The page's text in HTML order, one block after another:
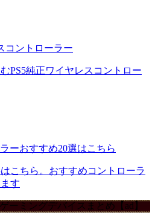
コントローラー
PS5純正ワイヤレスコントロー
ーおすすめ20選はこちら
こちら。おすすめコントローラ
す
ーミングデバイスまとめ【ad】